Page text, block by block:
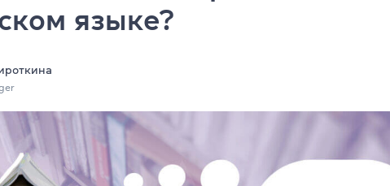
компаний
Бизнес-английский
языке?